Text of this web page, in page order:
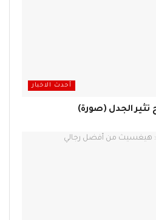
أحدث الاخبار
الجدل (صورة)